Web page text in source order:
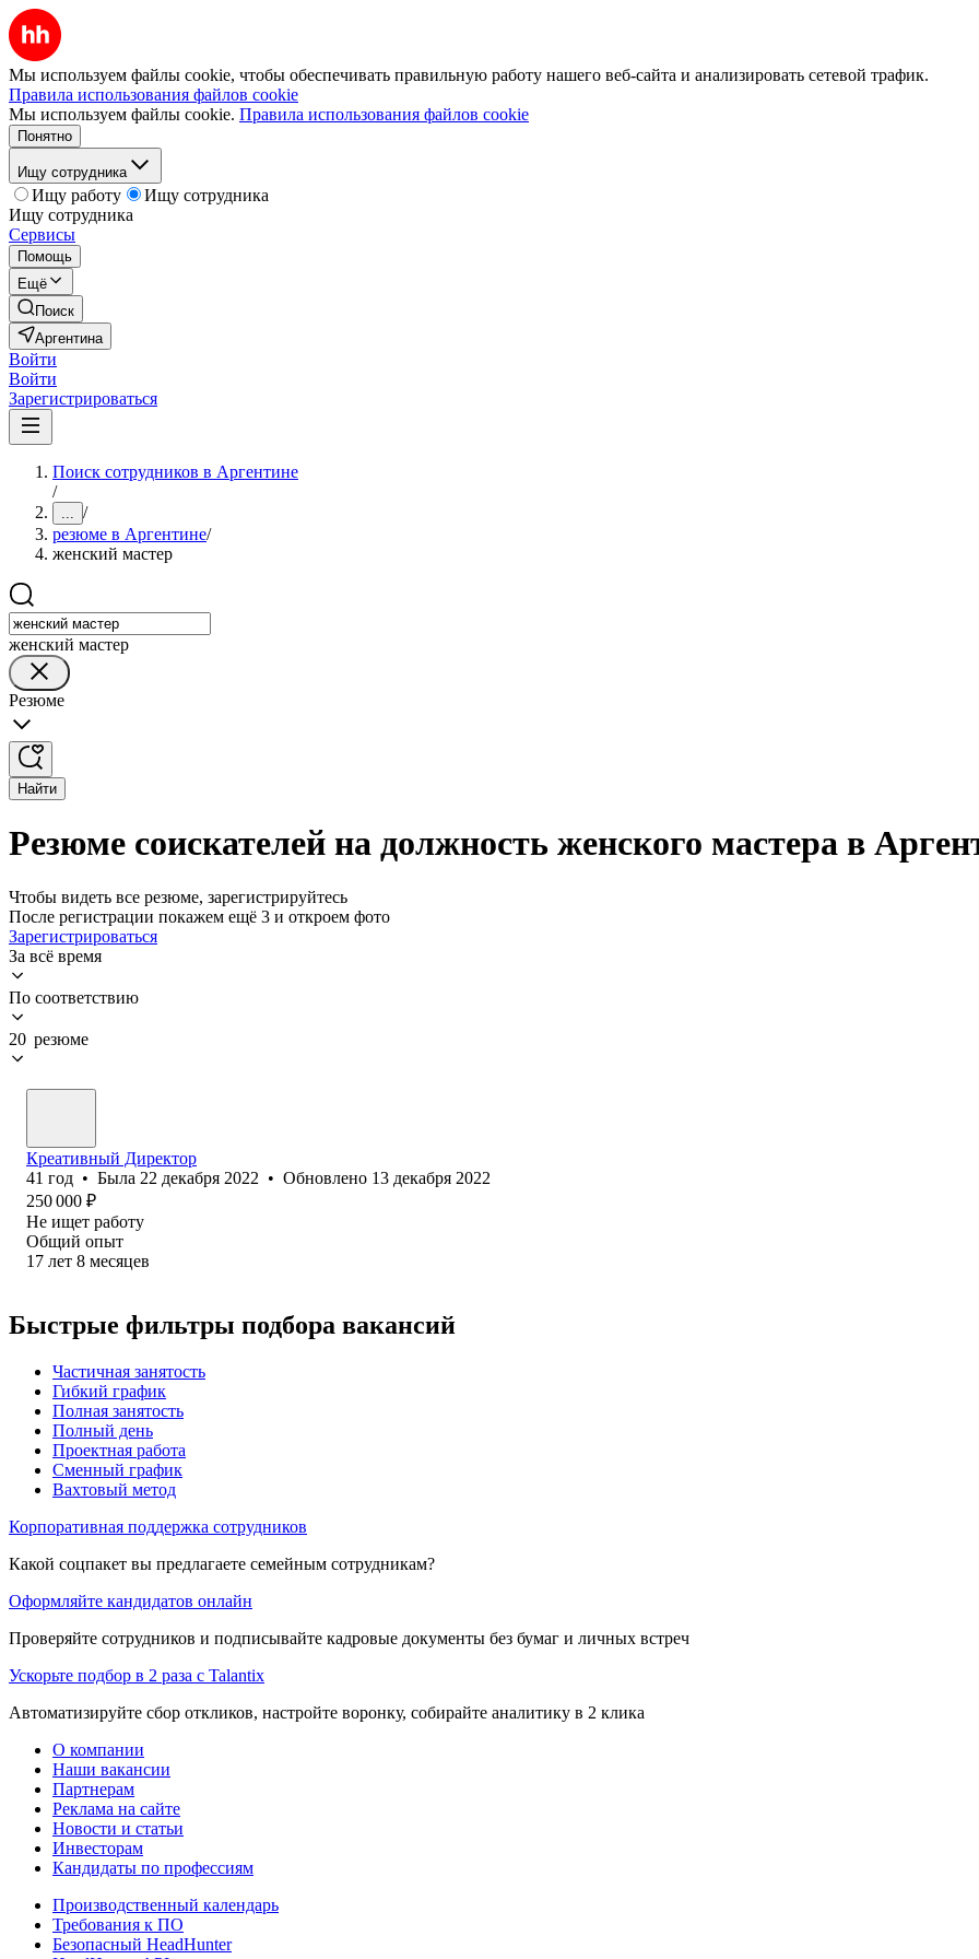
Мы используем файлы cookie, чтобы обеспечивать правильную работу нашего веб-сайта и анализировать сетевой трафик.
Правила использования файлов cookie
Мы используем файлы cookie. Правила использования файлов cookie
Понятно
Ищу сотрудника
Ищу работу
Ищу сотрудника
Ищу сотрудника
Сервисы
Помощь
Ещё
Поиск
Аргентина
Войти
Войти
Зарегистрироваться
Поиск сотрудников в Аргентине
/
... /
резюме в Аргентине/
женский мастер
женский мастер
Резюме
Найти
Резюме соискателей на должность женского мастера в
Чтобы видеть все резюме, зарегистрируйтесь
После регистрации покажем ещё 3 и откроем фото
Зарегистрироваться
За всё время
По соответствию
20 резюме
Креативный Директор
41 год • Была 22 декабря 2022 • Обновлено 13 декабря 2022
250 000 ₽
Не ищет работу
Общий опыт
17 лет 8 месяцев
Быстрые фильтры подбора вакансий
Частичная занятость
Гибкий график
Полная занятость
Полный день
Проектная работа
Сменный график
Вахтовый метод
Корпоративная поддержка сотрудников
Какой соцпакет вы предлагаете семейным сотрудникам?
Оформляйте кандидатов онлайн
Проверяйте сотрудников и подписывайте кадровые документы без бумаг и личных встреч
Ускорьте подбор в 2 раза с Talantix
Автоматизируйте сбор откликов, настройте воронку, собирайте аналитику в 2 клика
О компании
Наши вакансии
Партнерам
Реклама на сайте
Новости и статьи
Инвесторам
Кандидаты по профессиям
Производственный календарь
Требования к ПО
Безопасный HeadHunter